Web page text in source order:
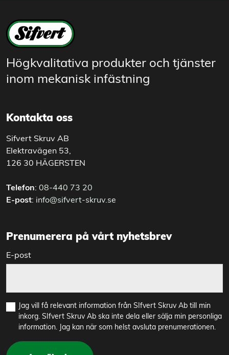
Högkvalitativa produkter och tjänster
inom mekanisk infästning
Kontakta oss
Sifvert Skruv AB
Elektravägen 53,
126 30 HÄGERSTEN
Telefon: 08-440 73 20
E-post: info@sifvert-skruv.se
Prenumerera på vårt nyhetsbrev
E-post
Jag vill få relevant information från SIfvert Skruv Ab till min
inkorg. SIfvert Skruv Ab ska inte dela eller sälja min personliga
information. Jag kan när som helst avsluta prenumerationen.